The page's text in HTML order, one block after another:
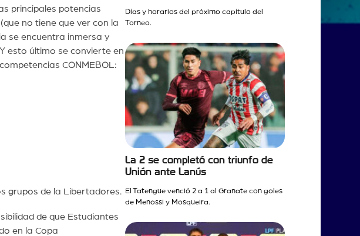
principales potencias
no tiene que ver con la
se encuentra inmersa y
esto último se convierte en
CONMEBOL:
grupos de la Libertadores.
de que Estudiantes
en la Copa
Días y horarios del próximo capítulo del
Torneo.
La 2 se completó con triunfo de
Unión ante Lanús
El Tatengue venció 2 a 1 al Granate con goles
de Menossi y Mosqueira.